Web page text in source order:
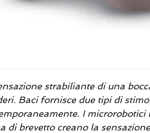
strabiliante di una
Baci fornisce due tipi di
I microrobotici
di brevetto creano la